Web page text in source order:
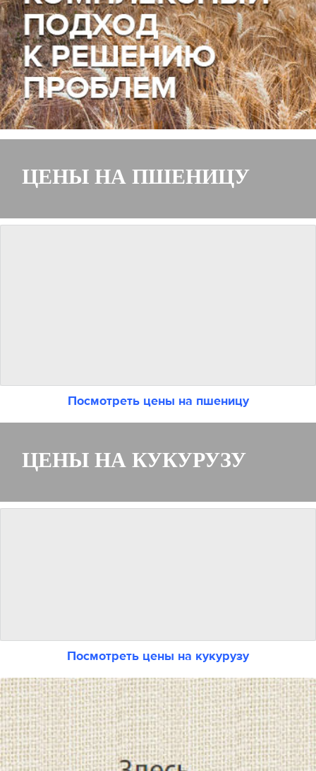
ЦЕНЫ НА ПШЕНИЦУ
Посмотреть цены на пшеницу
ЦЕНЫ НА КУКУРУЗУ
Посмотреть цены на кукурузу